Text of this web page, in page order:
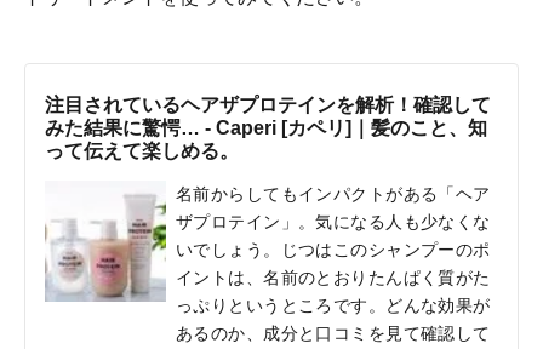
注目されているヘアザプロテインを解析！確認して
みた結果に驚愕… - Caperi [カペリ]｜髪のこと、知
って伝えて楽しめる。
名前からしてもインパクトがある「ヘア
ザプロテイン」。気になる人も少なくな
いでしょう。じつはこのシャンプーのポ
イントは、名前のとおりたんぱく質がた
っぷりというところです。どんな効果が
あるのか、成分と口コミを見て確認して